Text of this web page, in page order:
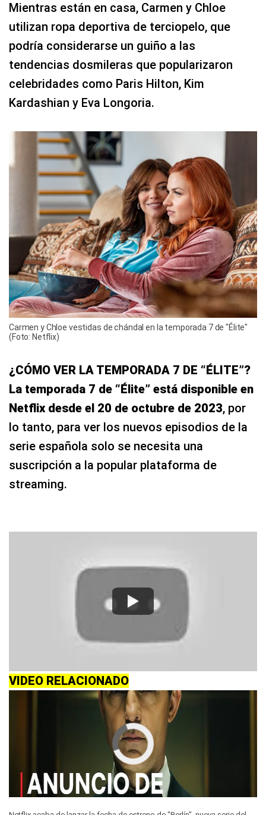
Mientras están en casa, Carmen y Chloe
utilizan ropa deportiva de terciopelo, que
podría considerarse un guiño a las
tendencias dosmileras que popularizaron
celebridades como Paris Hilton, Kim
Kardashian y Eva Longoria.
Carmen y Chloe vestidas de chándal en la temporada 7 de "Élite"
(Foto: Netflix)
¿CÓMO VER LA TEMPORADA 7 DE “ÉLITE”?
La temporada 7 de “Élite” está disponible en
Netflix desde el 20 de octubre de 2023, por
lo tanto, para ver los nuevos episodios de la
serie española solo se necesita una
suscripción a la popular plataforma de
streaming.
VIDEO RELACIONADO